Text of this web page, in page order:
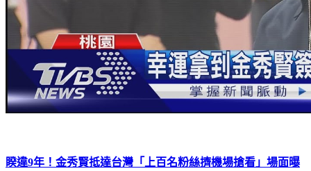
睽違9年！金秀賢抵達台灣「上百名粉絲擠機場搶看」場面曝